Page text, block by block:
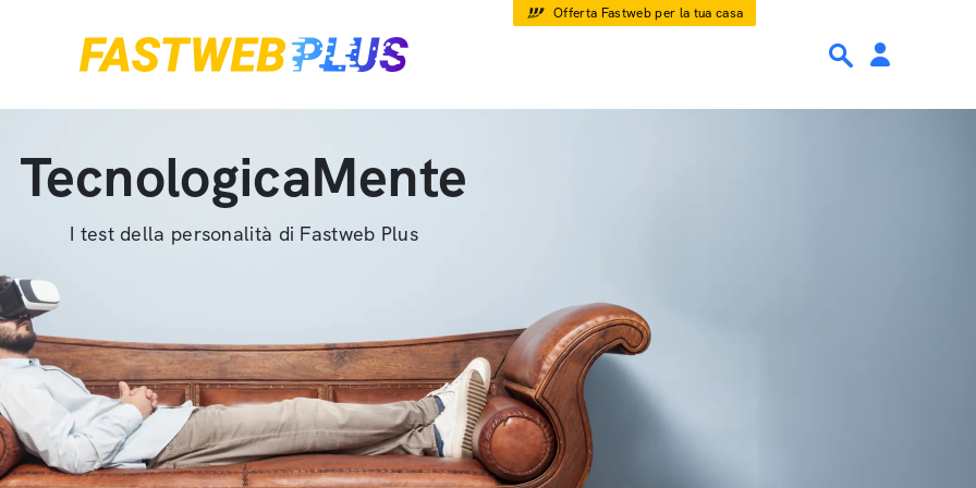
Offerta Fastweb per la tua casa
TecnologicaMente
I test della personalità di Fastweb Plus